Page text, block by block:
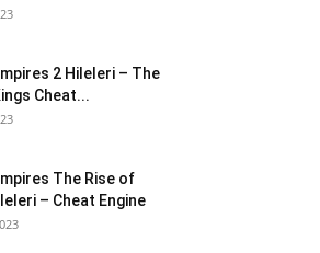
2 Hileleri – The
Cheat...
The Rise of
– Cheat Engine